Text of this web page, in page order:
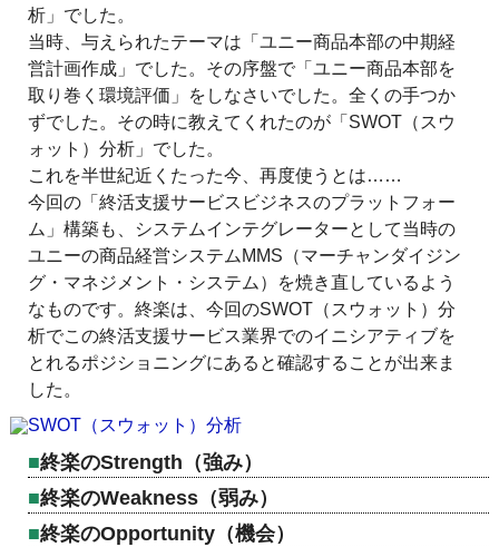
析」でした。
当時、与えられたテーマは「ユニー商品本部の中期経
営計画作成」でした。その序盤で「ユニー商品本部を
取り巻く環境評価」をしなさいでした。全くの手つか
ずでした。その時に教えてくれたのが「SWOT（スウ
ォット）分析」でした。
これを半世紀近くたった今、再度使うとは……
今回の「終活支援サービスビジネスのプラットフォー
ム」構築も、システムインテグレーターとして当時の
ユニーの商品経営システムMMS（マーチャンダイジン
グ・マネジメント・システム）を焼き直しているよう
なものです。終楽は、今回のSWOT（スウォット）分
析でこの終活支援サービス業界でのイニシアティブを
とれるポジショニングにあると確認することが出来ま
した。
終楽のStrength（強み）
終楽のWeakness（弱み）
終楽のOpportunity（機会）